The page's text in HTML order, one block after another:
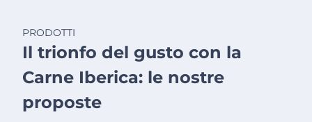
PRODOTTI
Il trionfo del gusto con la
Carne Iberica: le nostre
proposte